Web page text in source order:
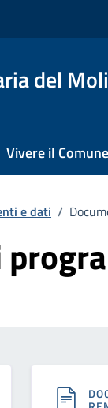
del
Vivere il Comune
e dati /